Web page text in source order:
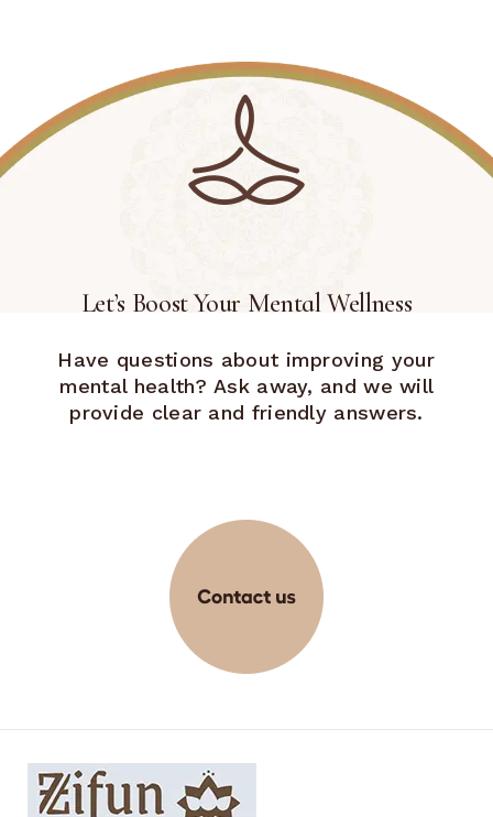
Let’s Boost Your Mental Wellness
Have questions about improving your
mental health? Ask away, and we will
provide clear and friendly answers.